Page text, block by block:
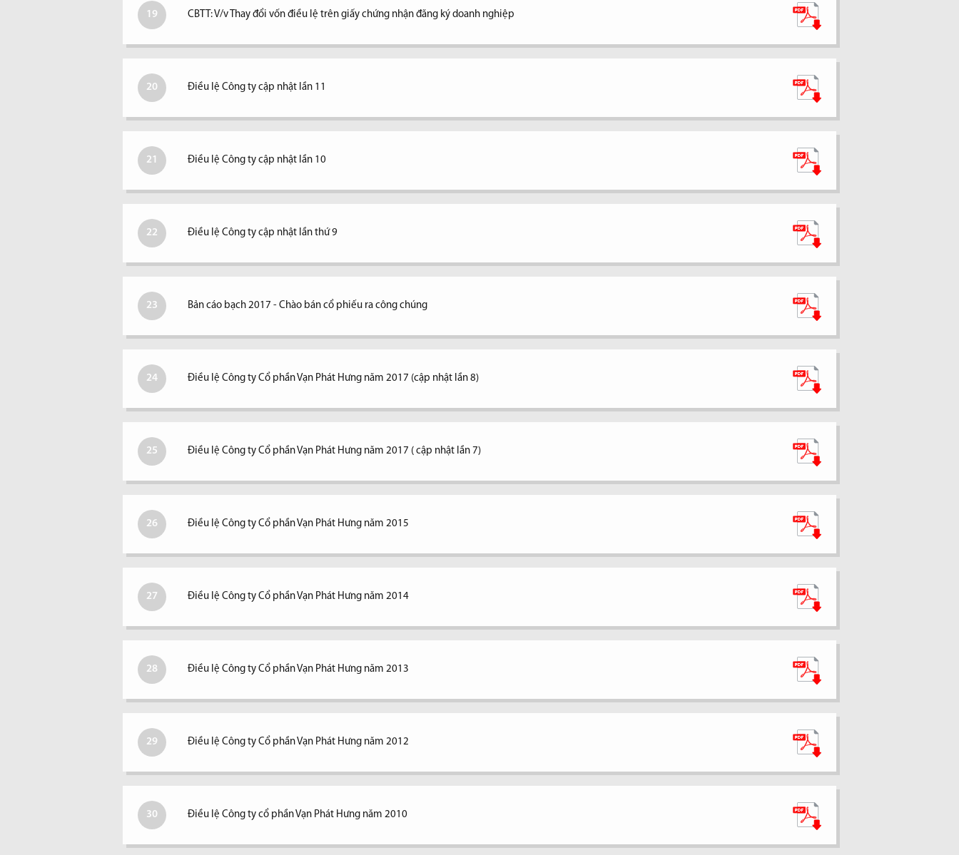
19 CBTT: V/v Thay đổi vốn điều lệ trên giấy chứng nhận đăng ký doanh nghiệp
20 Điều lệ Công ty cập nhật lần 11
21 Điều lệ Công ty cập nhật lần 10
22 Điều lệ Công ty cập nhật lần thứ 9
23 Bản cáo bạch 2017 - Chào bán cổ phiếu ra công chúng
24 Điều lệ Công ty Cổ phần Vạn Phát Hưng năm 2017 (cập nhật lần 8)
25 Điều lệ Công ty Cổ phần Vạn Phát Hưng năm 2017 ( cập nhật lần 7)
26 Điều lệ Công ty Cổ phần Vạn Phát Hưng năm 2015
27 Điều lệ Công ty Cổ phần Vạn Phát Hưng năm 2014
28 Điều lệ Công ty Cổ phần Vạn Phát Hưng năm 2013
29 Điều lệ Công ty Cổ phần Vạn Phát Hưng năm 2012
30 Điều lệ Công ty cổ phần Vạn Phát Hưng năm 2010